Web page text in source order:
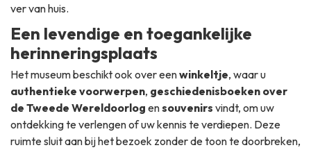
ver van huis.
Een levendige en toegankelijke
herinneringsplaats
Het museum beschikt ook over eenwinkeltje, waar u
authentieke voorwerpen, geschiedenisboeken over
de Tweede Wereldoorlog ensouvenirs vindt, om uw
ontdekking te verlengen of uw kennis te verdiepen. Deze
ruimte sluit aan bij het bezoek zonder de toon te doorbreken,